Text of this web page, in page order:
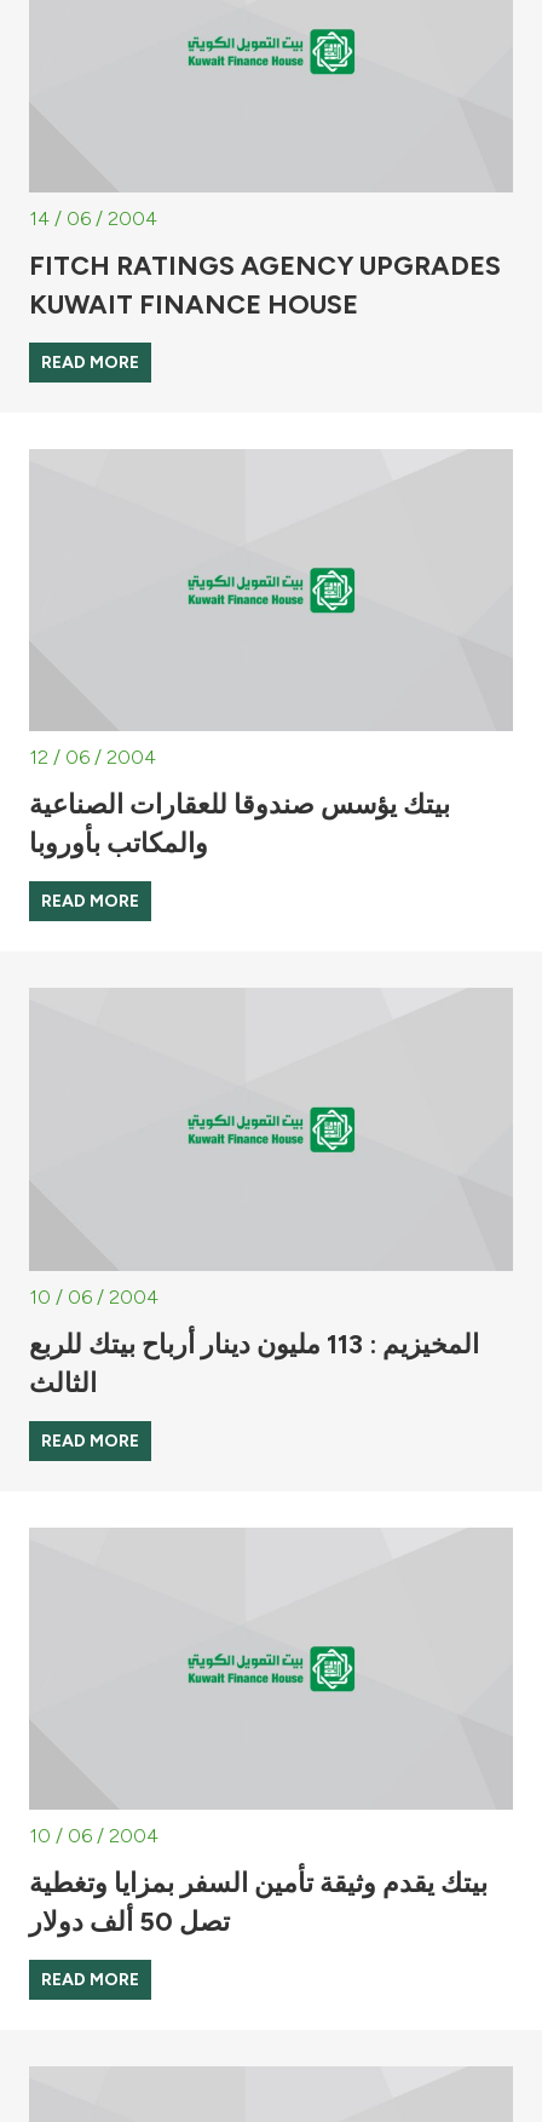
14 / 06 / 2004
FITCH RATINGS AGENCY UPGRADES
KUWAIT FINANCE HOUSE
READ MORE
12 / 06 / 2004
بيتك يؤسس صندوقا للعقارات الصناعية
والمكاتب بأوروبا
READ MORE
10 / 06 / 2004
المخيزيم : 113 مليون دينار أرباح بيتك للربع
الثالث
READ MORE
10 / 06 / 2004
بيتك يقدم وثيقة تأمين السفر بمزايا وتغطية
تصل 50 ألف دولار
READ MORE